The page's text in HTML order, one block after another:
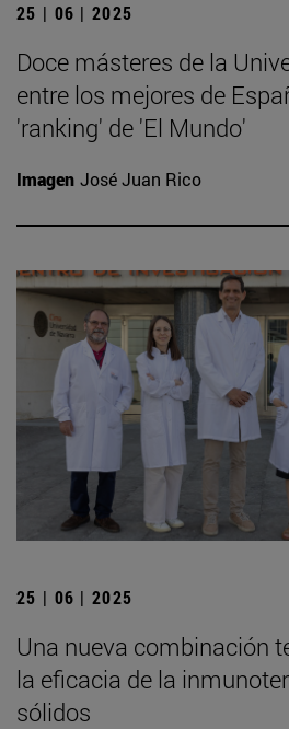
25 | 06 | 2025
Doce másteres de la
entre los mejores de
'ranking' de 'El Mundo'
Imagen José Juan Rico
25 | 06 | 2025
Una nueva combinación
la eficacia de la
sólidos